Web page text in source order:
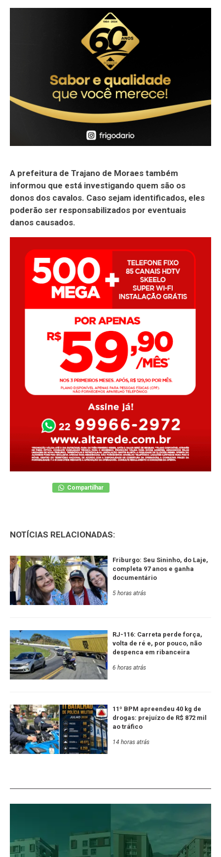
A prefeitura de Trajano de Moraes também
informou que está investigando quem são os
donos dos cavalos. Caso sejam identificados, eles
poderão ser responsabilizados por eventuais
danos causados.
Compartilhar
NOTÍCIAS RELACIONADAS:
Friburgo: Seu Sininho, do Laje,
completa 97 anos e ganha
documentário
5 horas atrás
RJ-116: Carreta perde força,
volta de ré e, por pouco, não
despenca em ribanceira
6 horas atrás
11º BPM apreendeu 40 kg de
drogas: prejuízo de R$ 872 mil
ao tráfico
14 horas atrás